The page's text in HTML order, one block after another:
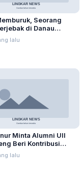
Seorang
di Danau
Saat Mencari
lalu
Minta Alumni UII
Beri Kontribusi
Daerah
lalu